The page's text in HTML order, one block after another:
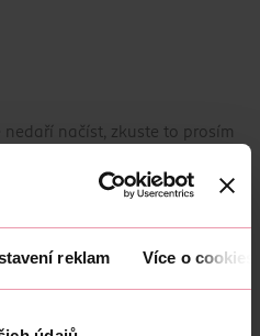
reklam Více o cookies
načíst, zkuste to prosím